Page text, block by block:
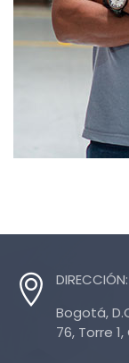
DIRECCIÓN:
Bogotá,
76, Torre